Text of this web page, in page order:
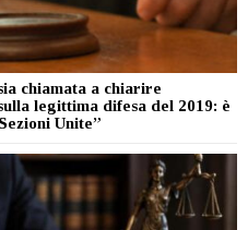
chiamata a chiarire
legittima difesa del 2019: è
Unite”